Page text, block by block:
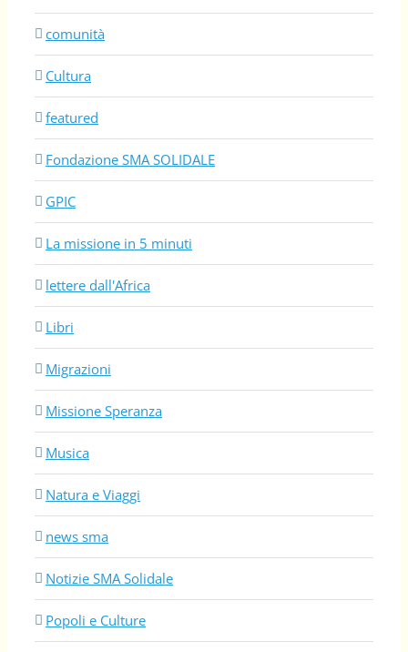
comunità
Cultura
featured
Fondazione SMA SOLIDALE
GPIC
La missione in 5 minuti
lettere dall'Africa
Libri
Migrazioni
Missione Speranza
Musica
Natura e Viaggi
news sma
Notizie SMA Solidale
Popoli e Culture